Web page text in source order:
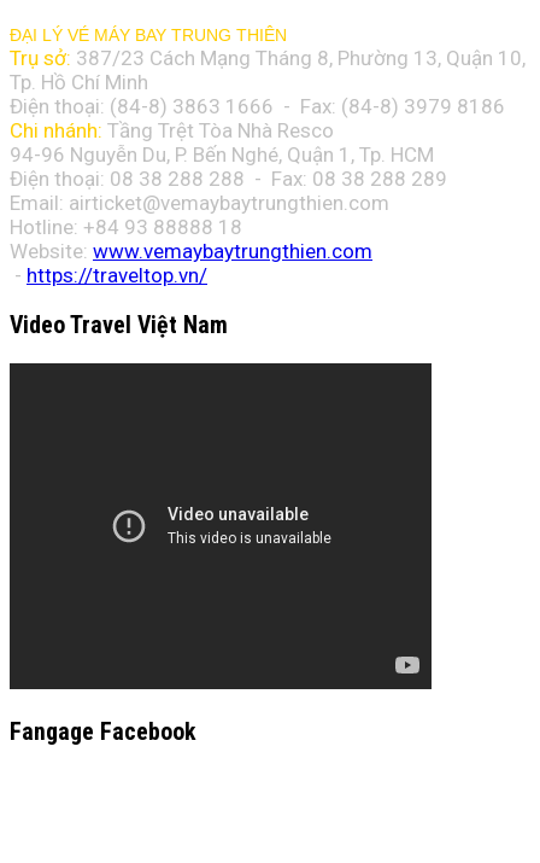
ĐẠI LÝ VÉ MÁY BAY TRUNG THIÊN
Trụ sở: 387/23 Cách Mạng Tháng 8, Phường 13, Quận 10,
Tp. Hồ Chí Minh
Điện thoại: (84-8) 3863 1666 - Fax: (84-8) 3979 8186
Chi nhánh: Tầng Trệt Tòa Nhà Resco
94-96 Nguyễn Du, P. Bến Nghé, Quận 1, Tp. HCM
Điện thoại: 08 38 288 288 - Fax: 08 38 288 289
Email: airticket@vemaybaytrungthien.com
Hotline: +84 93 88888 18
Website: www.vemaybaytrungthien.com
- https://traveltop.vn/
Video Travel Việt Nam
Fangage Facebook